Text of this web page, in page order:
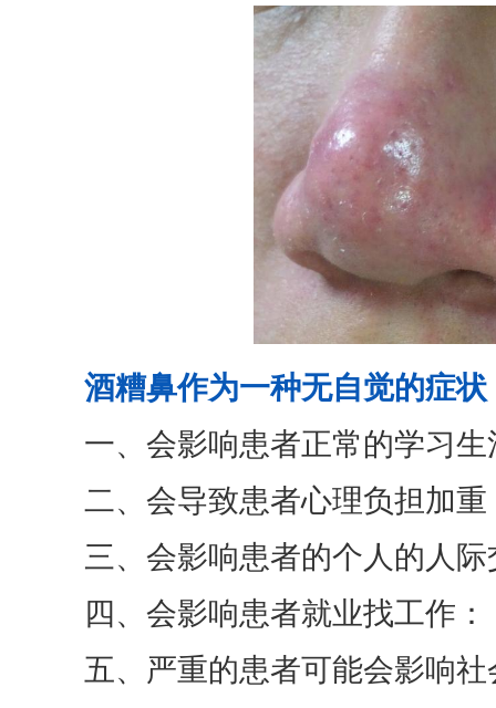
酒糟鼻作为一种无自觉的症状
一、会影响患者正常的学习生
二、会导致患者心理负担加重
三、会影响患者的个人的人际
四、会影响患者就业找工作：
五、严重的患者可能会影响社